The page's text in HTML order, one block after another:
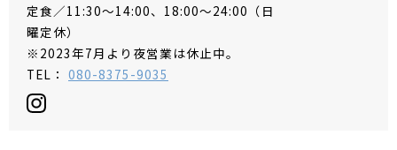
定食／11:30～14:00、18:00～24:00（日
曜定休）
※2023年7月より夜営業は休止中。
TEL： 080-8375-9035